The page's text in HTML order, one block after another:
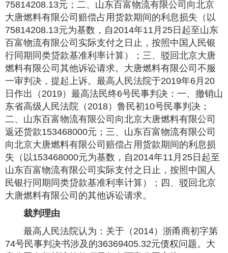
75814208.13元；二、山东百富物流有限公司向北京
大唐燃料有限公司赔偿占用货款期间的利息损失（以
75814208.13元为基数，自2014年11月25日起至山东
百富物流有限公司实际支付之日止，按照中国人民银
行同期同类贷款基准利率计算）；三、驳回北京大唐
燃料有限公司其他诉讼请求。大唐燃料有限公司不服
一审判决，提起上诉。最高人民法院于2019年6月20
日作出（2019）最高法民终6号民事判决：一、撤销山
东省高级人民法院（2018）鲁民初10号民事判决；
二、山东百富物流有限公司向北京大唐燃料有限公司
返还货款153468000元；三、山东百富物流有限公司
向北京大唐燃料有限公司赔偿占用货款期间的利息损
失（以153468000元为基数，自2014年11月25日起至
山东百富物流有限公司实际支付之日止，按照中国人
民银行同期同类贷款基准利率计算）；四、驳回北京
大唐燃料有限公司的其他诉讼请求。
裁判理由
最高人民法院认为：关于（2014）浙甬商初字第
74号民事判决书涉及的36369405.32元债权问题。大